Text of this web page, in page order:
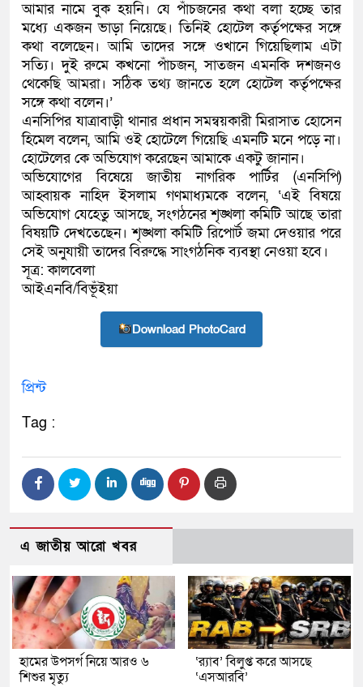
আমার নামে বুক হয়নি। যে পাঁচজনের কথা বলা হচ্ছে তার
মধ্যে একজন ভাড়া নিয়েছে। তিনিই হোটেল কর্তৃপক্ষের সঙ্গে
কথা বলেছেন। আমি তাদের সঙ্গে ওখানে গিয়েছিলাম এটা
সত্যি। দুই রুমে কখনো পাঁচজন, সাতজন এমনকি দশজনও
থেকেছি আমরা। সঠিক তথ্য জানতে হলে হোটেল কর্তৃপক্ষের
সঙ্গে কথা বলেন।’
এনসিপির যাত্রাবাড়ী থানার প্রধান সমন্বয়কারী মিরাসাত হোসেন
হিমেল বলেন, আমি ওই হোটেলে গিয়েছি এমনটি মনে পড়ে না।
হোটেলের কে অভিযোগ করেছেন আমাকে একটু জানান।
অভিযোগের বিষেয়ে জাতীয় নাগরিক পার্টির (এনসিপি)
আহ্বায়ক নাহিদ ইসলাম গণমাধ্যমকে বলেন, ‘এই বিষয়ে
অভিযোগ যেহেতু আসছে, সংগঠনের শৃঙ্খলা কমিটি আছে তারা
বিষয়টি দেখতেছেন। শৃঙ্খলা কমিটি রিপোর্ট জমা দেওয়ার পরে
সেই অনুযায়ী তাদের বিরুদ্ধে সাংগঠনিক ব্যবস্থা নেওয়া হবে।
সূত্র: কালবেলা
আইএনবি/বিভূঁইয়া
Download PhotoCard
প্রিন্ট
Tag :
এ জাতীয় আরো খবর
হামের উপসর্গ নিয়ে আরও ৬
শিশুর মৃত্যু
‘র‍্যাব’ বিলুপ্ত করে আসছে
‘এসআরবি’